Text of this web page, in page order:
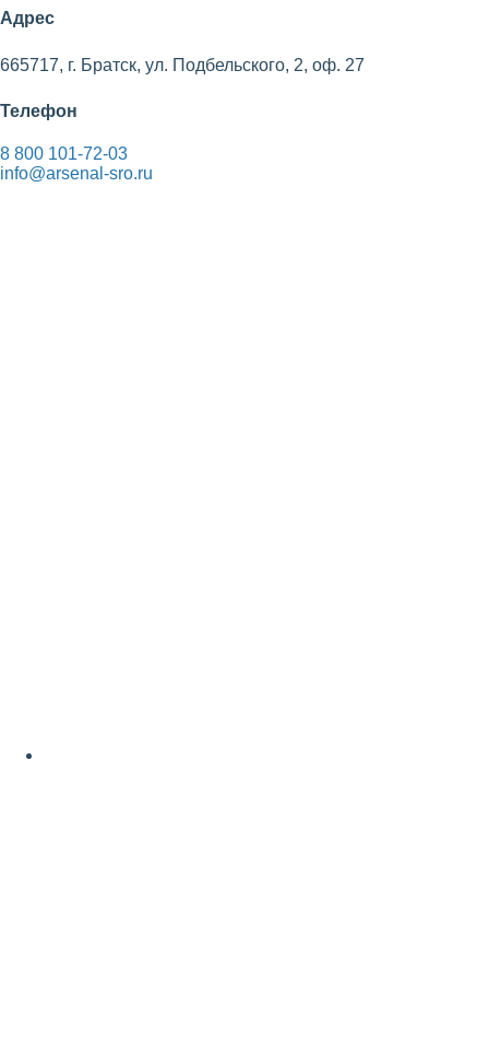
Адрес
665717, г. Братск, ул. Подбельского, 2, оф. 27
Телефон
8 800 101-72-03
info@arsenal-sro.ru